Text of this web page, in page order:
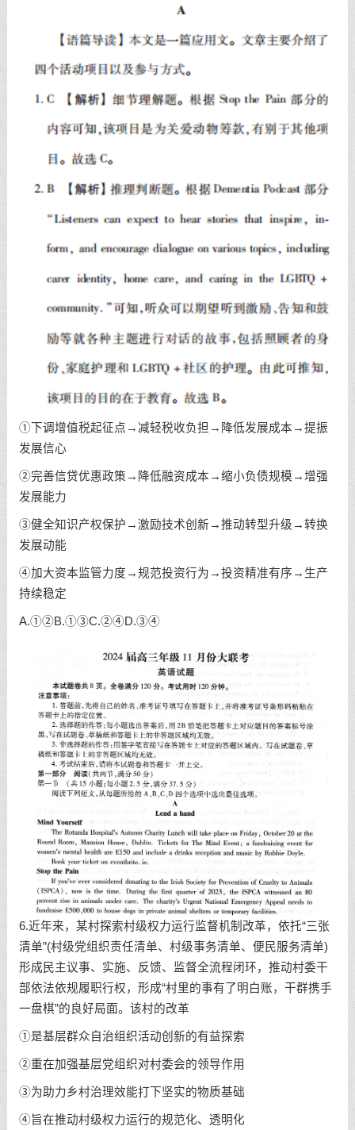
①下调增值税起征点→减轻税收负担→降低发展成本→提振
发展信心
②完善信贷优惠政策→降低融资成本→缩小负债规模→增强
发展能力
③健全知识产权保护→激励技术创新→推动转型升级→转换
发展动能
④加大资本监管力度→规范投资行为→投资精准有序→生产
持续稳定
A.①②B.①③C.②④D.③④
6.近年来，某村探索村级权力运行监督机制改革，依托“三张
清单”(村级党组织责任清单、村级事务清单、便民服务清单)
形成民主议事、实施、反馈、监督全流程闭环，推动村委干
部依法依规履职行权，形成“村里的事有了明白账，干群携手
一盘棋”的良好局面。该村的改革
①是基层群众自治组织活动创新的有益探索
②重在加强基层党组织对村委会的领导作用
③为助力乡村治理效能打下坚实的物质基础
④旨在推动村级权力运行的规范化、透明化